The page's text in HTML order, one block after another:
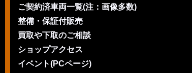
ご契約済車両一覧(注：画像多数)
整備・保証付販売
買取や下取のご相談
ショップアクセス
イベント(PCページ)